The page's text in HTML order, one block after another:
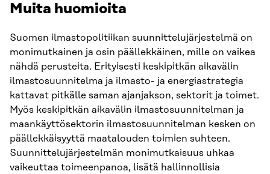
Muita huomioita
Suomen ilmastopolitiikan suunnittelujärjestelmä on
monimutkainen ja osin päällekkäinen, mille on vaikea
nähdä perusteita. Erityisesti keskipitkän aikavälin
ilmastosuunnitelma ja ilmasto- ja energiastrategia
kattavat pitkälle saman ajanjakson, sektorit ja toimet.
Myös keskipitkän aikavälin ilmastosuunnitelman ja
maankäyttösektorin ilmastosuunnitelman kesken on
päällekkäisyyttä maatalouden toimien suhteen.
Suunnittelujärjestelmän monimutkaisuus uhkaa
vaikeuttaa toimeenpanoa, lisätä hallinnollisia